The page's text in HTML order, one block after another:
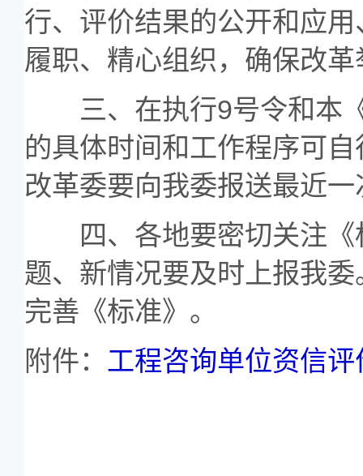
行、评价结果的公开和应
履职、精心组织，确保改
三、在执行9号令和本《
的具体时间和工作程序可
改革委要向我委报送最近
四、各地要密切关注《
题、新情况要及时上报我
完善《标准》。
附件： 工程咨询单位资信评